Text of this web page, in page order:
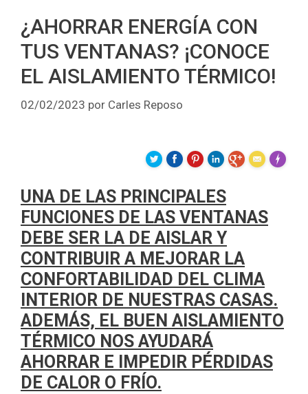
¿AHORRAR ENERGÍA CON
TUS VENTANAS? ¡CONOCE
EL AISLAMIENTO TÉRMICO!
02/02/2023 por Carles Reposo
UNA DE LAS PRINCIPALES
FUNCIONES DE LAS VENTANAS
DEBE SER LA DE AISLAR Y
CONTRIBUIR A MEJORAR LA
CONFORTABILIDAD DEL CLIMA
INTERIOR DE NUESTRAS CASAS.
ADEMÁS, EL BUEN AISLAMIENTO
TÉRMICO NOS AYUDARÁ
AHORRAR E IMPEDIR PÉRDIDAS
DE CALOR O FRÍO.